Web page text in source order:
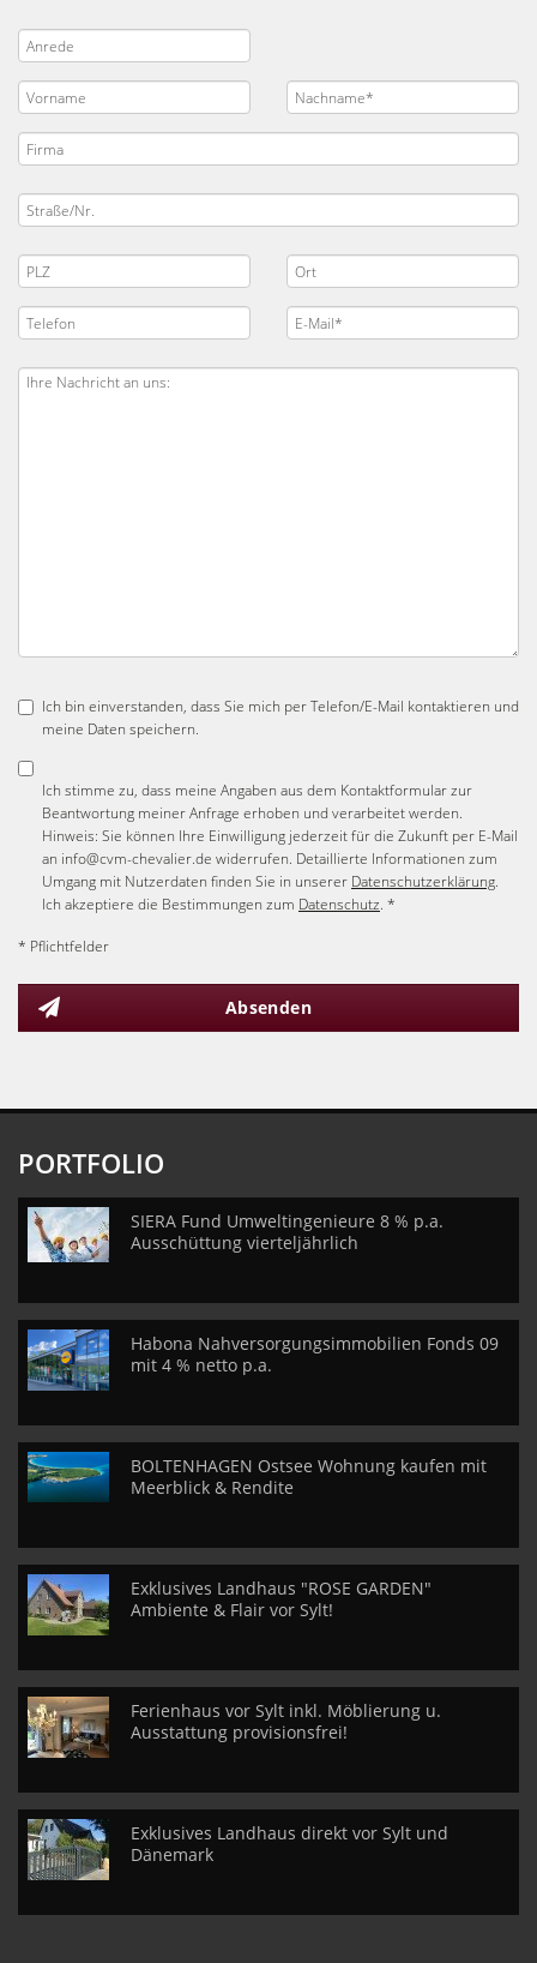
Ich bin einverstanden, dass Sie mich per Telefon/E-Mail kontaktieren und
meine Daten speichern.
Ich stimme zu, dass meine Angaben aus dem Kontaktformular zur
Beantwortung meiner Anfrage erhoben und verarbeitet werden.
Hinweis: Sie können Ihre Einwilligung jederzeit für die Zukunft per E-Mail
an info@cvm-chevalier.de widerrufen. Detaillierte Informationen zum
Umgang mit Nutzerdaten finden Sie in unserer Datenschutzerklärung.
Ich akzeptiere die Bestimmungen zum Datenschutz. *
* Pflichtfelder
Absenden
PORTFOLIO
SIERA Fund Umweltingenieure 8 % p.a.
Ausschüttung vierteljährlich
Habona Nahversorgungsimmobilien Fonds 09
mit 4 % netto p.a.
BOLTENHAGEN Ostsee Wohnung kaufen mit
Meerblick & Rendite
Exklusives Landhaus "ROSE GARDEN"
Ambiente & Flair vor Sylt!
Ferienhaus vor Sylt inkl. Möblierung u.
Ausstattung provisionsfrei!
Exklusives Landhaus direkt vor Sylt und
Dänemark